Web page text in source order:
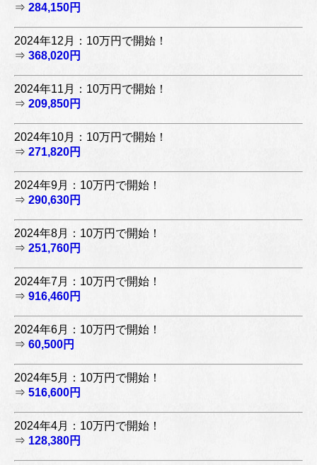
⇒ 284,150円
2024年12月：10万円で開始！
⇒ 368,020円
2024年11月：10万円で開始！
⇒ 209,850円
2024年10月：10万円で開始！
⇒ 271,820円
2024年9月：10万円で開始！
⇒ 290,630円
2024年8月：10万円で開始！
⇒ 251,760円
2024年7月：10万円で開始！
⇒ 916,460円
2024年6月：10万円で開始！
⇒ 60,500円
2024年5月：10万円で開始！
⇒ 516,600円
2024年4月：10万円で開始！
⇒ 128,380円